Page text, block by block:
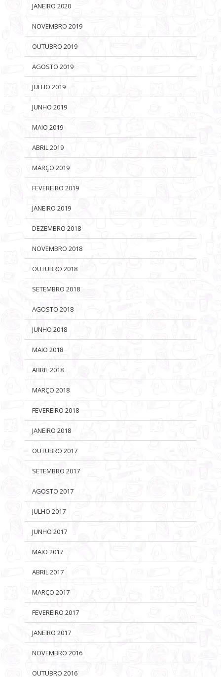
JANEIRO 2020
NOVEMBRO 2019
OUTUBRO 2019
AGOSTO 2019
JULHO 2019
JUNHO 2019
MAIO 2019
ABRIL 2019
MARÇO 2019
FEVEREIRO 2019
JANEIRO 2019
DEZEMBRO 2018
NOVEMBRO 2018
OUTUBRO 2018
SETEMBRO 2018
AGOSTO 2018
JUNHO 2018
MAIO 2018
ABRIL 2018
MARÇO 2018
FEVEREIRO 2018
JANEIRO 2018
OUTUBRO 2017
SETEMBRO 2017
AGOSTO 2017
JULHO 2017
JUNHO 2017
MAIO 2017
ABRIL 2017
MARÇO 2017
FEVEREIRO 2017
JANEIRO 2017
NOVEMBRO 2016
OUTUBRO 2016